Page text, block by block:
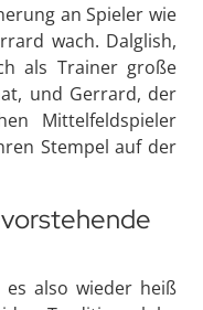
an Spieler wie
wach. Dalglish,
als Trainer große
und Gerrard, der
Mittelfeldspieler
Stempel auf der
es also wieder heiß